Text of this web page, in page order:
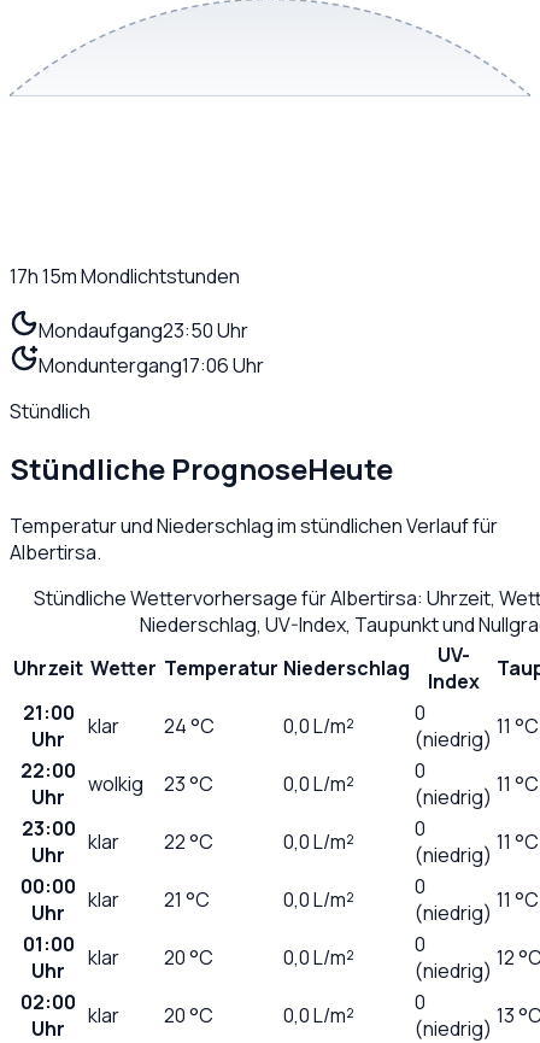
17h 15mMondlichtstunden
Mondaufgang23:50 Uhr
Monduntergang17:06 Uhr
Stündlich
Stündliche PrognoseHeute
Temperatur und Niederschlag im stündlichen Verlauf für
Albertirsa.
Stündliche Wettervorhersage fürAlbertirsa: Uhrzeit,
Niederschlag, UV-Index, Taupunkt und
Uhrzeit Wetter Temperatur Niederschlag
UV-
Index
21:00
Uhr
klar 24°C 0,0L/m²
0
(niedrig) 11 °C
22:00
Uhr
wolkig 23°C 0,0L/m²
0
(niedrig) 11 °C
23:00
Uhr
klar 22°C 0,0L/m²
0
(niedrig) 11 °C
00:00
Uhr
klar 21 °C 0,0L/m²
0
(niedrig) 11 °C
01:00
Uhr
klar 20°C 0,0L/m²
0
(niedrig) 12
02:00
Uhr
klar 20°C 0,0L/m²
0
(niedrig) 13